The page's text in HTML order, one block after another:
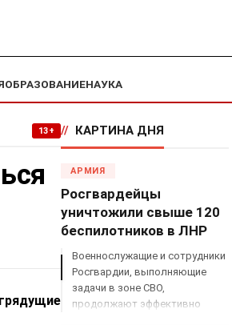
ОБРАЗОВАНИЕНАУКА
13+ // КАРТИНА ДНЯ
АРМИЯ
Росгвардейцы
уничтожили свыше 120
беспилотников в ЛНР
Военнослужащие и сотрудники
Росгвардии, выполняющие
задачи в зоне СВО,
продолжают эффективно